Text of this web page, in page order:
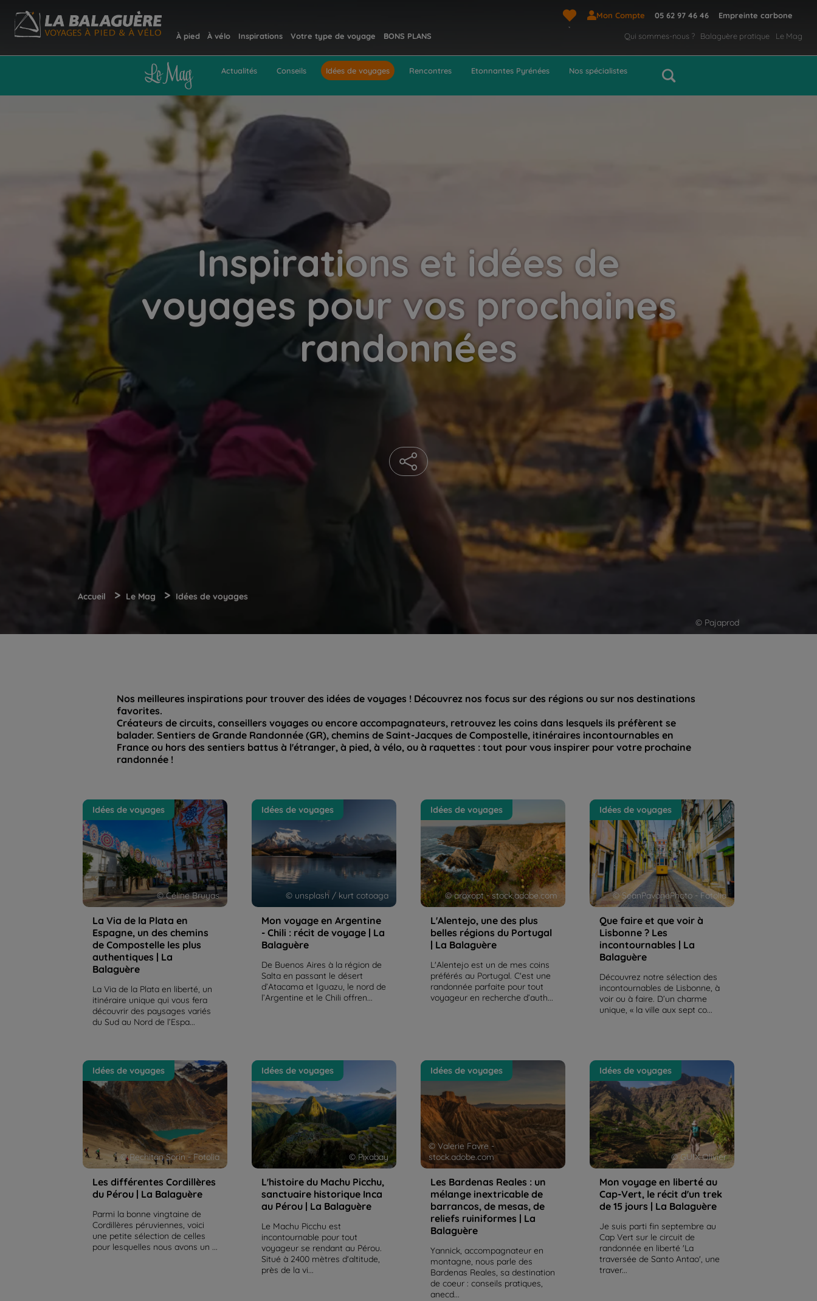
Mon Compte 05 62 97 46 46 Empreinte carbone
À pied À vélo Inspirations Votre type de voyage BONS PLANS Qui sommes-nous ? Balaguère pratique Le Mag
Actualités Conseils Idées de voyages Rencontres Etonnantes Pyrénées Nos spécialistes
© Pajaprod
Inspirations et idées de
voyages pour vos prochaines
randonnées
Accueil > Le Mag > Idées de voyages
Nos meilleures inspirations pour trouver des idées de voyages ! Découvrez nos focus sur des régions ou sur nos destinations
favorites.
Créateurs de circuits, conseillers voyages ou encore accompagnateurs, retrouvez les coins dans lesquels ils préfèrent se
balader. Sentiers de Grande Randonnée (GR), chemins de Saint-Jacques de Compostelle, itinéraires incontournables en
France ou hors des sentiers battus à l'étranger, à pied, à vélo, ou à raquettes : tout pour vous inspirer pour votre prochaine
randonnée !
La Via de la Plata en Espagne,
un des chemins de Compostelle
les plus authentiques | La
Balaguère
© Céline Bruyas
Idées de voyages
La Via de la Plata en
Espagne, un des chemins
de Compostelle les plus
authentiques | La
Balaguère
La Via de la Plata en liberté, un
itinéraire unique qui vous fera
découvrir des paysages variés
du Sud au Nord de l’Espa...
Mon voyage en Argentine - Chili :
récit de voyage | La Balaguère
© unsplash / kurt cotoaga
Idées de voyages
Mon voyage en Argentine
- Chili : récit de voyage | La
Balaguère
De Buenos Aires à la région de
Salta en passant le désert
d’Atacama et Iguazu, le nord de
l’Argentine et le Chili offren...
L'Alentejo, une des plus belles
régions du Portugal | La
Balaguère
© aroxopt - stock.adobe.com
Idées de voyages
L'Alentejo, une des plus
belles régions du Portugal
| La Balaguère
L'Alentejo est un de mes coins
préférés au Portugal. C'est une
randonnée parfaite pour tout
voyageur en recherche d’auth...
Que faire et que voir à Lisbonne
? Les incontournables | La
Balaguère
© SeanPavonePhoto - Fotolia
Idées de voyages
Que faire et que voir à
Lisbonne ? Les
incontournables | La
Balaguère
Découvrez notre sélection des
incontournables de Lisbonne, à
voir ou à faire. D’un charme
unique, « la ville aux sept co...
Les différentes Cordillères du
Pérou | La Balaguère
© Rechitan Sorin - Fotolia
Idées de voyages
Les différentes Cordillères
du Pérou | La Balaguère
Parmi la bonne vingtaine de
Cordillères péruviennes, voici
une petite sélection de celles
pour lesquelles nous avons un ...
L'histoire du Machu Picchu,
sanctuaire historique Inca au
Pérou | La Balaguère
© Pixabay
Idées de voyages
L'histoire du Machu Picchu,
sanctuaire historique Inca
au Pérou | La Balaguère
Le Machu Picchu est
incontournable pour tout
voyageur se rendant au Pérou.
Situé à 2400 mètres d'altitude,
près de la vi...
Les Bardenas Reales : un
mélange inextricable de
barrancos, de mesas, de reliefs
ruiniformes | La Balaguère
© Valerie Favre -
stock.adobe.com
Idées de voyages
Les Bardenas Reales : un
mélange inextricable de
barrancos, de mesas, de
reliefs ruiniformes | La
Balaguère
Yannick, accompagnateur en
montagne, nous parle des
Bardenas Reales, sa destination
de coeur : conseils pratiques,
anecd...
Mon voyage en liberté au Cap-
Vert, le récit d'un trek de 15 jours
| La Balaguère
© GUIX Olivier
Idées de voyages
Mon voyage en liberté au
Cap-Vert, le récit d'un trek
de 15 jours | La Balaguère
Je suis parti fin septembre au
Cap Vert sur le circuit de
randonnée en liberté 'La
traversée de Santo Antao', une
traver...